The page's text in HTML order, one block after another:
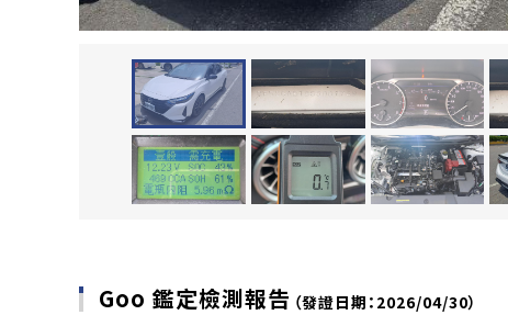
Goo 鑑定檢測報告 （發證日期：2026/04/30）